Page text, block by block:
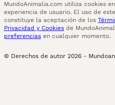
MundoAnimalia.com utiliza cookies
experiencia de usuario. El uso de
constituye la aceptación de los
Privacidad y Cookies de
preferencias en cualquier momento.
© Derechos de autor 2026 -